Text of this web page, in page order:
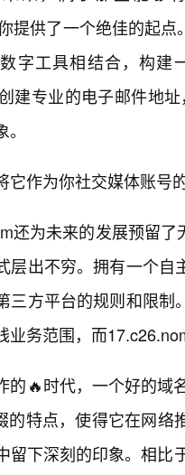
提供了一个绝佳的起
字工具相结合，构建
建专业的电子邮件地
它作为你社交媒体账号
还为未来的发展预留
层出不穷。拥有一个
三方平台的规则和限
业务范围，而
的🔥时代，一个好的域
的特点，使得它在网
留下深刻的印象。相比